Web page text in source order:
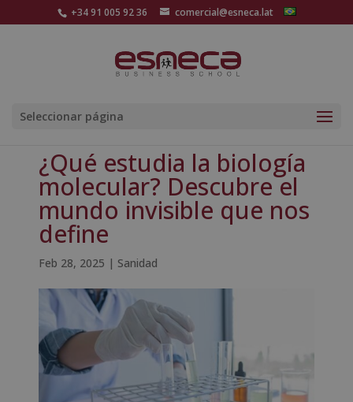
+34 91 005 92 36 comercial@esneca.lat
Seleccionar página
¿Qué estudia la biología
molecular? Descubre el
mundo invisible que nos
define
Feb 28, 2025 | Sanidad